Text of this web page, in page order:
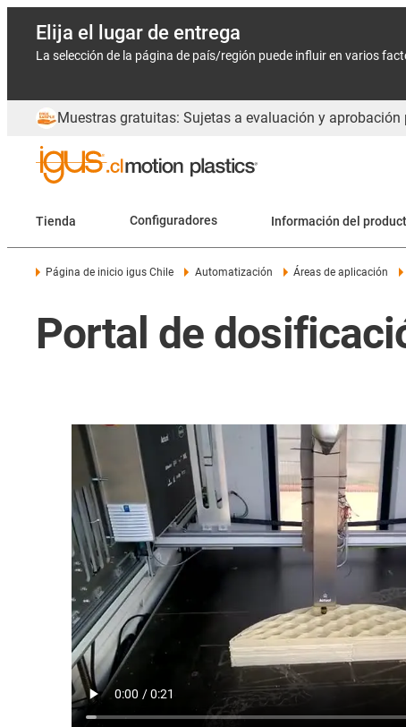
Elija el lugar de entrega
La selección de la página de país/región puede influir en varios
Muestras gratuitas: Sujetas a evaluación y aprobación
Tienda Configuradores Información del
Página de inicio igus Chile Automatización Áreas de aplicación
Portal de